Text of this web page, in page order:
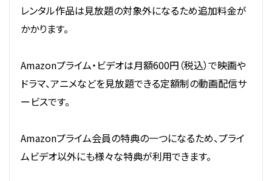
レンタル作品は見放題の対象外になるため追加料金が
かかります。
Amazonプライム・ビデオは月額600円（税込）で映画や
ドラマ、アニメなどを見放題できる定額制の動画配信サ
ービスです。
Amazonプライム会員の特典の一つになるため、プライ
ムビデオ以外にも様々な特典が利用できます。